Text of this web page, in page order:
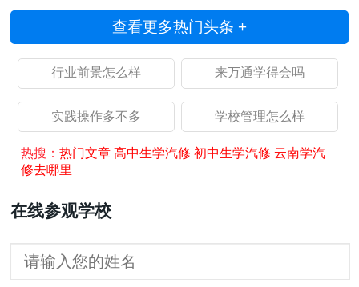
查看更多热门头条 +
行业前景怎么样 来万通学得会吗
实践操作多不多 学校管理怎么样
热搜：热门文章 高中生学汽修 初中生学汽修 云南学汽
修去哪里
在线参观学校